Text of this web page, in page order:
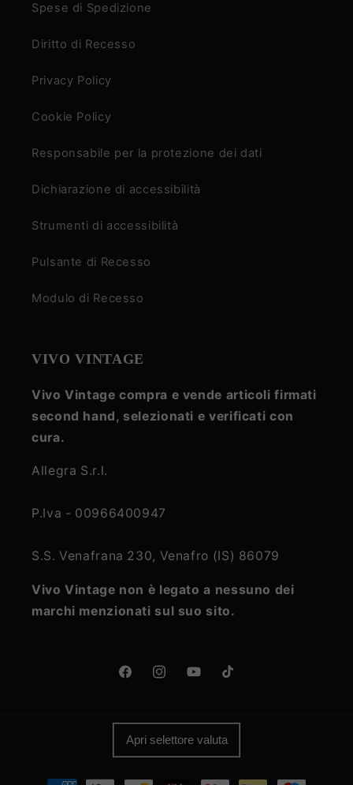
Spese di Spedizione
Diritto di Recesso
Privacy Policy
Cookie Policy
Responsabile per la protezione dei dati
Dichiarazione di accessibilità
Strumenti di accessibilità
Pulsante di Recesso
Modulo di Recesso
VIVO VINTAGE
Vivo Vintage compra e vende articoli firmati
second hand, selezionati e verificati con
cura.
Allegra S.r.l.
P.Iva - 00966400947
S.S. Venafrana 230, Venafro (IS) 86079
Vivo Vintage non è legato a nessuno dei
marchi menzionati sul suo sito.
FacebookInstagramYouTubeTikTok
Apri selettore valuta
Metodi